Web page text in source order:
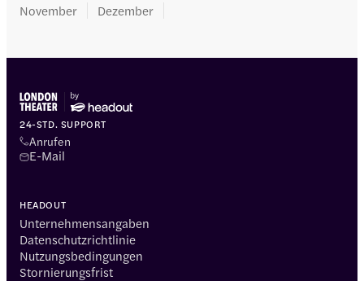
November
Dezember
24-STD. SUPPORT
Anrufen
E-Mail
HEADOUT
Unternehmensangaben
Datenschutzrichtlinie
Nutzungsbedingungen
Stornierungsfrist